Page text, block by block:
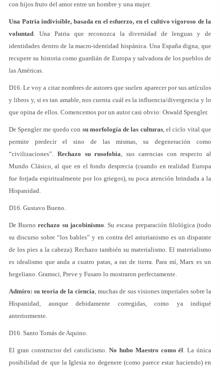
con hijos fruto del amor entre un hombre y una mujer.
Una Patria indivisible, basada en el esfuerzo, en el cultivo vigoroso de la
voluntad. Una Patria que reconozca la diversidad de lenguas y de
identidades dentro de la macro-identidad hispánica. Una España digna, que
recupere su historia como guardián de Europa y salvadora de los pueblos de
las Américas.
D16. Le voy a citar nombres de autores que suelen aparecer por sus artículos
y libros y, si es tan amable, nos cuenta cuál es la influencia/divergencia y lo
que opina de ellos. Comencemos por un autor casi obvio: Oswald Spengler.
De Spengler me quedo con su morfología de las culturas, el ciclo vital que
permite predecir el sino de las mismas, su degeneración como
“civilizaciones”. Rechazo su rusofobia, sus carencias con respecto al
Mundo Clásico, al que en el fondo desprecia (cuando en realidad Europa
fue forjada espiritualmente por los griegos), su poca atención brindada a la
Hispanidad.
D16. Gustavo Bueno.
De Buenorechazo su jacobinismo. Su escasa preparación filológica (todo
su discurso sobre “los bables” y en contra del asturianismo es un disparate
de los pies a la cabeza). Rechazo también su materialismo. El materialismo
es idealismo que anda a cuatro patas, a ras de tierra. Para mí, Marx es un
hegeliano. Gramsci, Preve y Fusaro lo mostraron perfectamente.
Admiro: su teoría de la ciencia, muchas de sus visiones imperiales sobre la
Hispanidad, aunque debidamente corregidas, como ya indiqué
anteriormente.
D16. Santo Tomás de Aquino.
El gran constructor del catolicismo.No hubo Maestro como él. La única
posibilidad de que la Iglesia no degenere (como parece estar haciendo) en